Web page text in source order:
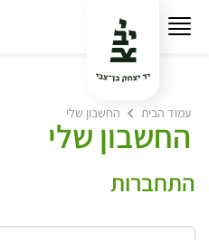
עמוד הבית החשבון שלי
החשבון שלי
התחברות